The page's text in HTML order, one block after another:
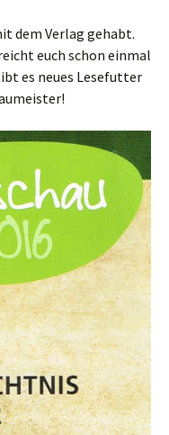
dem Verlag gehabt.
euch schon einmal
es neues Lesefutter